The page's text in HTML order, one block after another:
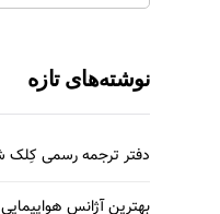
نوشته‌های تازه
دفتر ترجمه رسمی کِلک
بهترین آژانس